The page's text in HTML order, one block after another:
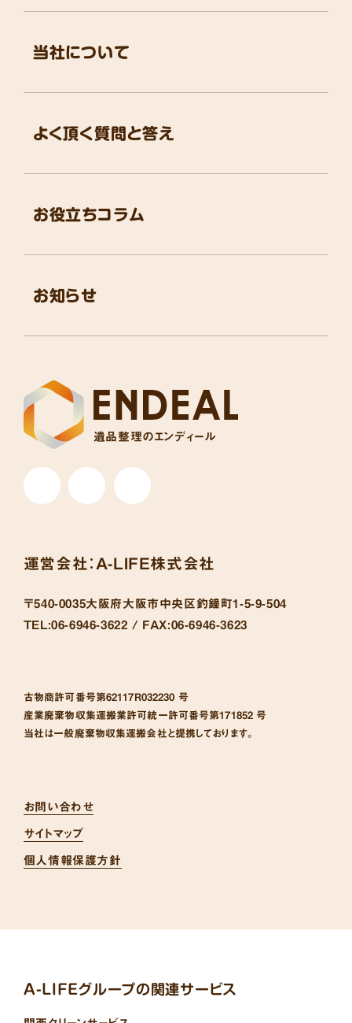
遺品整理のエンディール
お役立ちコラム
よく頂く質問と答え
お知らせ
当社について
運営会社： A-LIFE株式会社
〒540-0035大阪府大阪市中央区釣鐘町1-5-9-504
TEL:06-6946-3622 / FAX:06-6946-3623
古物商許可番号第62117R032230 号
産業廃棄物収集運搬業許可統一許可番号第171852 号
当社は一般廃棄物収集運搬会社と提携しております。
お問い合わせ
サイトマップ
個人情報保護方針
A-LIFEグループの関連サービス